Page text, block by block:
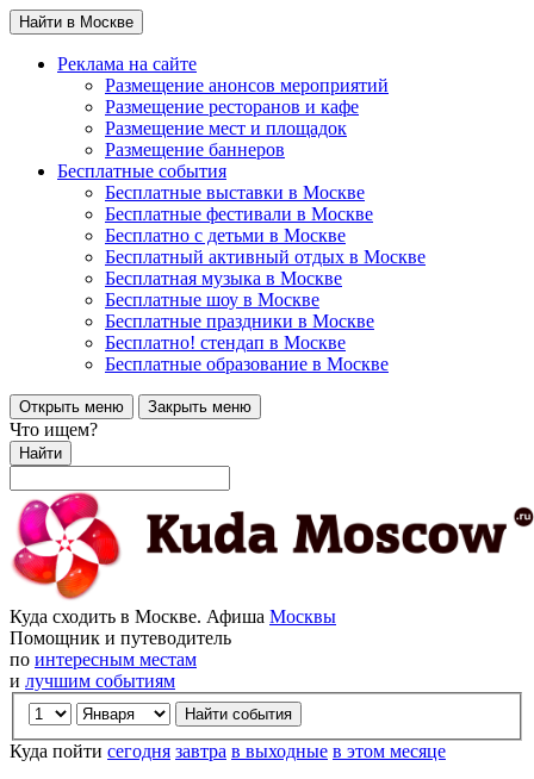
Найти в Москве
Реклама на сайте
Размещение анонсов мероприятий
Размещение ресторанов и кафе
Размещение мест и площадок
Размещение баннеров
Бесплатные события
Бесплатные выставки в Москве
Бесплатные фестивали в Москве
Бесплатно с детьми в Москве
Бесплатный активный отдых в Москве
Бесплатная музыка в Москве
Бесплатные шоу в Москве
Бесплатные праздники в Москве
Бесплатно! стендап в Москве
Бесплатные образование в Москве
Открыть меню Закрыть меню
Что ищем?
Найти
Куда сходить в Москве. Афиша Москвы
Помощник и путеводитель
по интересным местам
и лучшим событиям
Куда пойти сегодня завтра в выходные в этом месяце